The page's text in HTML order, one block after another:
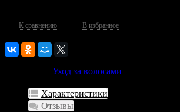
К сравнению В избранное
Уход за волосами
Характеристики
Отзывы